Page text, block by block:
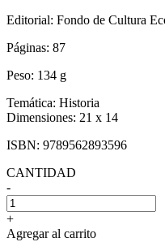
Editorial: Fondo de Cultura
Páginas: 87
Peso: 134 g
Temática: Historia
Dimensiones: 21 x 14
ISBN: 9789562893596
CANTIDAD
-
+
Agregar al carrito